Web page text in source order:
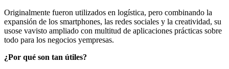
Originalmente fueron utilizados en logística, pero combinando la
expansión de los smartphones, las redes sociales y la creatividad, su
usose vavisto ampliado con multitud de aplicaciones prácticas sobre
todo para los negocios yempresas.
¿Por qué son tan útiles?